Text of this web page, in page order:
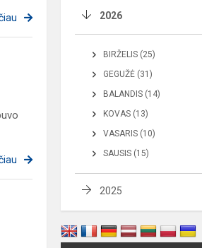
2026
BIRŽELIS (25)
GEGUŽĖ (31)
BALANDIS (14)
KOVAS (13)
VASARIS (10)
SAUSIS (15)
2025